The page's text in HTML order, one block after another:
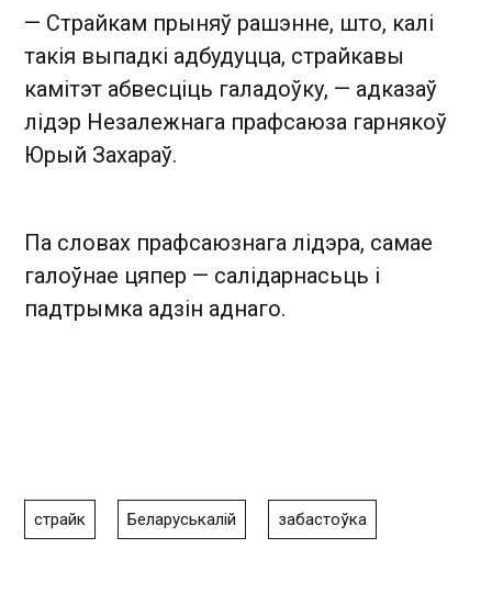
— Страйкам прыняў рашэнне, што, калі
такія выпадкі адбудуцца, страйкавы
камітэт абвесціць галадоўку, — адказаў
лідэр Незалежнага прафсаюза гарнякоў
Юрый Захараў.
Па словах прафсаюзнага лідэра, самае
галоўнае цяпер — салідарнасьць і
падтрымка адзін аднаго.
страйк Беларуськалій забастоўка